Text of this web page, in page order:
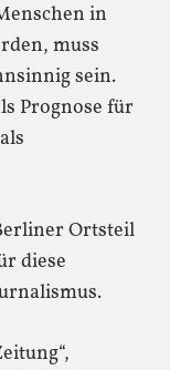
in
muss
sein.
Prognose für
Ortsteil
diese